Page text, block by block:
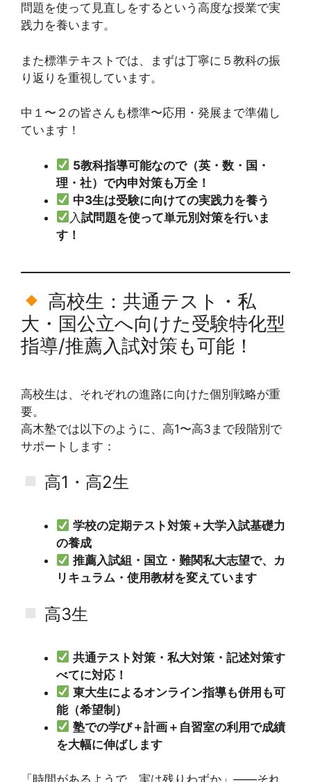
問題を使って見直しをするという高度な授業で実
践力を養います。
また標準テキストでは、まずは丁寧に５教科の振
り返りを重視しています。
中１〜２の皆さんも標準〜応用・発展まで準備し
ています！
5教科指導可能なので（英・数・国・
理・社）で内申対策も万全！
中3生は受験に向けての実践力を養う
入試問題を使って単元別対策を行いま
す！
高校生：共通テスト・私
大・国公立へ向けた受験特化型
指導/推薦入試対策も可能！
高校生は、それぞれの進路に向けた個別戦略が重
要。
高木塾では以下のように、高1〜高3まで段階別で
サポートします：
高1・高2生
学校の定期テスト対策＋大学入試基礎力
の養成
推薦入試組・国立・難関私大志望で、カ
リキュラム・使用教材を変えています
高3生
共通テスト対策・私大対策・記述対策す
べてに対応！
東大生によるオンライン指導も併用も可
能（希望制）
塾での学び＋計画＋自習室の利用で成績
を大幅に伸ばします
「時間があるようで、実は残りわずか」――それ